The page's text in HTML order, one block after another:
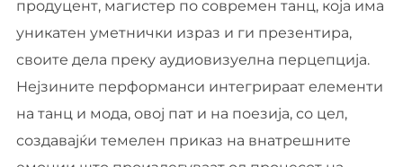
продуцент, магистер по современ танц, која има
уникатен уметнички израз и ги презентира,
своите дела преку аудиовизуелна перцепција.
Нејзините перформанси интегрираат елементи
на танц и мода, овој пат и на поезија, со цел,
создавајќи темелен приказ на внатрешните